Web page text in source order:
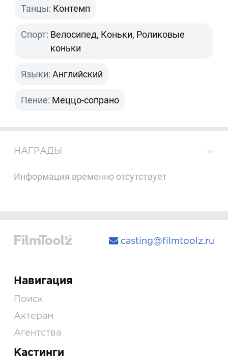
Танцы: Контемп
Спорт: Велосипед, Коньки, Роликовые
коньки
Языки: Английский
Пение: Меццо-сопрано
НАГРАДЫ
Информация временно отсутствует
casting@filmtoolz.ru
Навигация
Поиск
Актерам
Агентства
Кастинги